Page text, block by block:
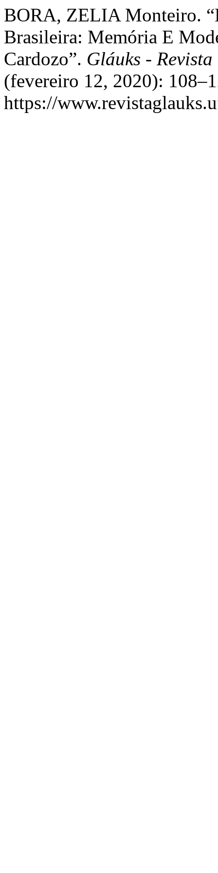
BORA, ZELIA Monteiro.
Brasileira: Memória E
Cardozo”. Gláuks -
(fevereiro 12, 2020):
https://